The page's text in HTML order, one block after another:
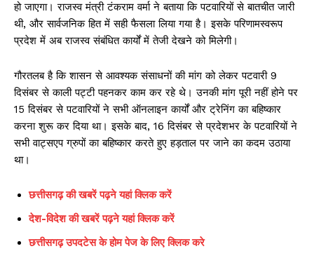
हो जाएगा। राजस्व मंत्री टंकराम वर्मा ने बताया कि पटवारियों से बातचीत जारी
थी, और सार्वजनिक हित में सही फैसला लिया गया है। इसके परिणामस्वरूप
प्रदेश में अब राजस्व संबंधित कार्यों में तेजी देखने को मिलेगी।
गौरतलब है कि शासन से आवश्यक संसाधनों की मांग को लेकर पटवारी 9
दिसंबर से काली पट्टी पहनकर काम कर रहे थे। उनकी मांग पूरी नहीं होने पर
15 दिसंबर से पटवारियों ने सभी ऑनलाइन कार्यों और ट्रेनिंग का बहिष्कार
करना शुरू कर दिया था। इसके बाद, 16 दिसंबर से प्रदेशभर के पटवारियों ने
सभी वाट्सएप ग्रुपों का बहिष्कार करते हुए हड़ताल पर जाने का कदम उठाया
था।
छत्तीसगढ़ की खबरें पढ़ने यहां क्लिक करें
देश-विदेश की खबरें पढ़ने यहां क्लिक करें
छत्तीसगढ़ उपदटेस के होम पेज के लिए क्लिक करे